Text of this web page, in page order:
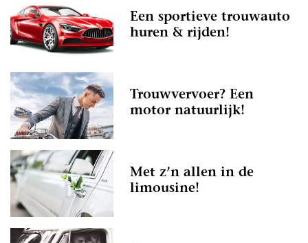
Een sportieve trouwauto
huren & rijden!
Trouwvervoer? Een
motor natuurlijk!
Met z’n allen in de
limousine!